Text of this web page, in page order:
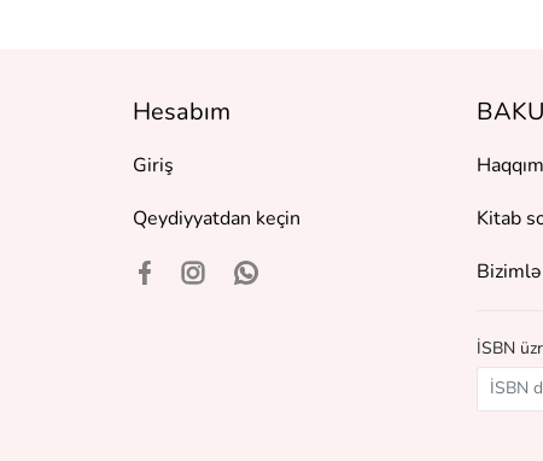
Hesabım
Giriş
Qeydiyyatdan keçin
Kitab
İSBN